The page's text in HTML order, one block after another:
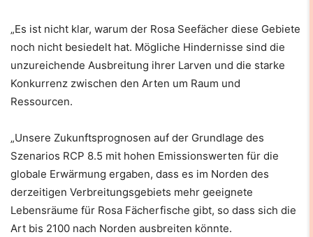
„Es ist nicht klar, warum der Rosa Seefächer diese Gebiete
noch nicht besiedelt hat. Mögliche Hindernisse sind die
unzureichende Ausbreitung ihrer Larven und die starke
Konkurrenz zwischen den Arten um Raum und
Ressourcen.
„Unsere Zukunftsprognosen auf der Grundlage des
Szenarios RCP 8.5 mit hohen Emissionswerten für die
globale Erwärmung ergaben, dass es im Norden des
derzeitigen Verbreitungsgebiets mehr geeignete
Lebensräume für Rosa Fächerfische gibt, so dass sich die
Art bis 2100 nach Norden ausbreiten könnte.